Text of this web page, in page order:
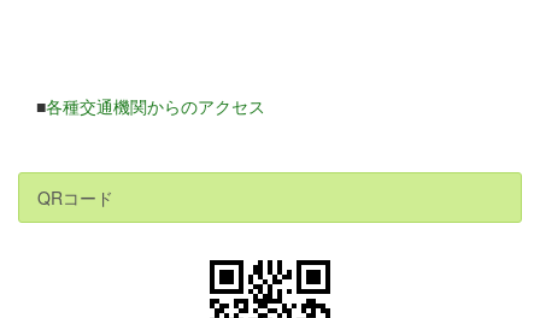
■各種交通機関からのアクセス
QRコード